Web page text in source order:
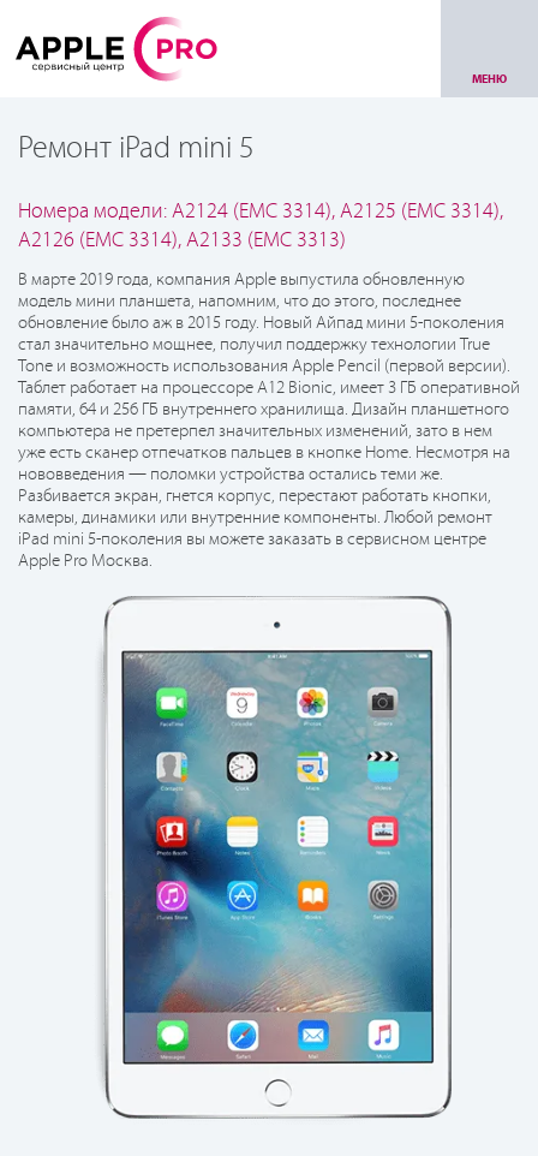
МЕНЮ
Ремонт iPad mini 5
Номера модели: A2124 (EMC 3314), A2125 (EMC 3314),
A2126 (EMC 3314), A2133 (EMC 3313)
В марте 2019 года, компания Apple выпустила обновленную
модель мини планшета, напомним, что до этого, последнее
обновление было аж в 2015 году. Новый Айпад мини 5-поколения
стал значительно мощнее, получил поддержку технологии True
Tone и возможность использования Apple Pencil (первой версии).
Таблет работает на процессоре A12 Bionic, имеет 3 ГБ оперативной
памяти, 64 и 256 ГБ внутреннего хранилища. Дизайн планшетного
компьютера не претерпел значительных изменений, зато в нем
уже есть сканер отпечатков пальцев в кнопке Home. Несмотря на
нововведения — поломки устройства остались теми же.
Разбивается экран, гнется корпус, перестают работать кнопки,
камеры, динамики или внутренние компоненты. Любой ремонт
iPad mini 5-поколения вы можете заказать в сервисном центре
Apple Pro Москва.